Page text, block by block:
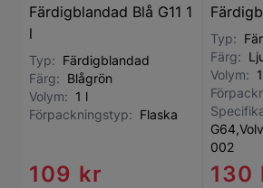
Färdigblandad Blå G11 1
l
Typ: Färdigblandad
Färg: Blågrön
Volym: 1 l
Förpackningstyp: Flaska
109 kr
Typ:
Färg:
Volym:
002
130